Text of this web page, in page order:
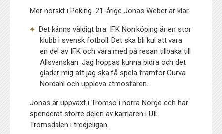
Mer norskt i Peking. 21-årige Jonas Weber är klar.
Det känns väldigt bra. IFK Norrköping är en stor
klubb i svensk fotboll. Det ska bli kul att vara
en del av IFK och vara med på resan tillbaka till
Allsvenskan. Jag hoppas kunna bidra och det
gläder mig att jag ska få spela framför Curva
Nordahl och uppleva atmosfären.
Jonas är uppväxt i Tromsö i norra Norge och har
spenderat större delen av karriären i UIL
Tromsdalen i tredjeligan.